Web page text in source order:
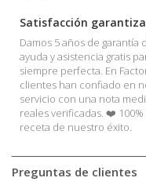
Satisfacción
Damos 5 años de garantía
ayuda y asistencia gratis
siempre perfecta. En
clientes han confiado en
servicio con una nota
reales verificadas. ❤️
receta de nuestro éxito.
Preguntas de clientes